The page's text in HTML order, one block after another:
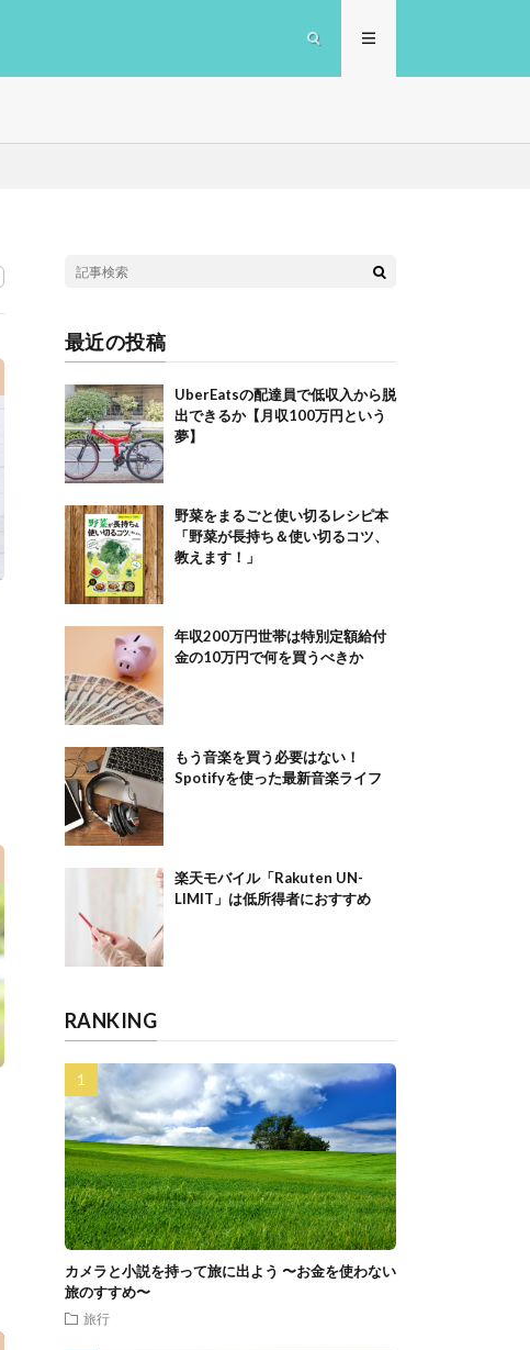
最近の投稿
UberEatsの配達員で低収入から脱
出できるか【月収100万円という
夢】
野菜をまるごと使い切るレシピ本
「野菜が長持ち＆使い切るコツ、
教えます！」
年収200万円世帯は特別定額給付
金の10万円で何を買うべきか
もう音楽を買う必要はない！
Spotifyを使った最新音楽ライフ
楽天モバイル「Rakuten UN-
LIMIT」は低所得者におすすめ
RANKING
カメラと小説を持って旅に出よう 〜お金を使わない
旅のすすめ〜
旅行